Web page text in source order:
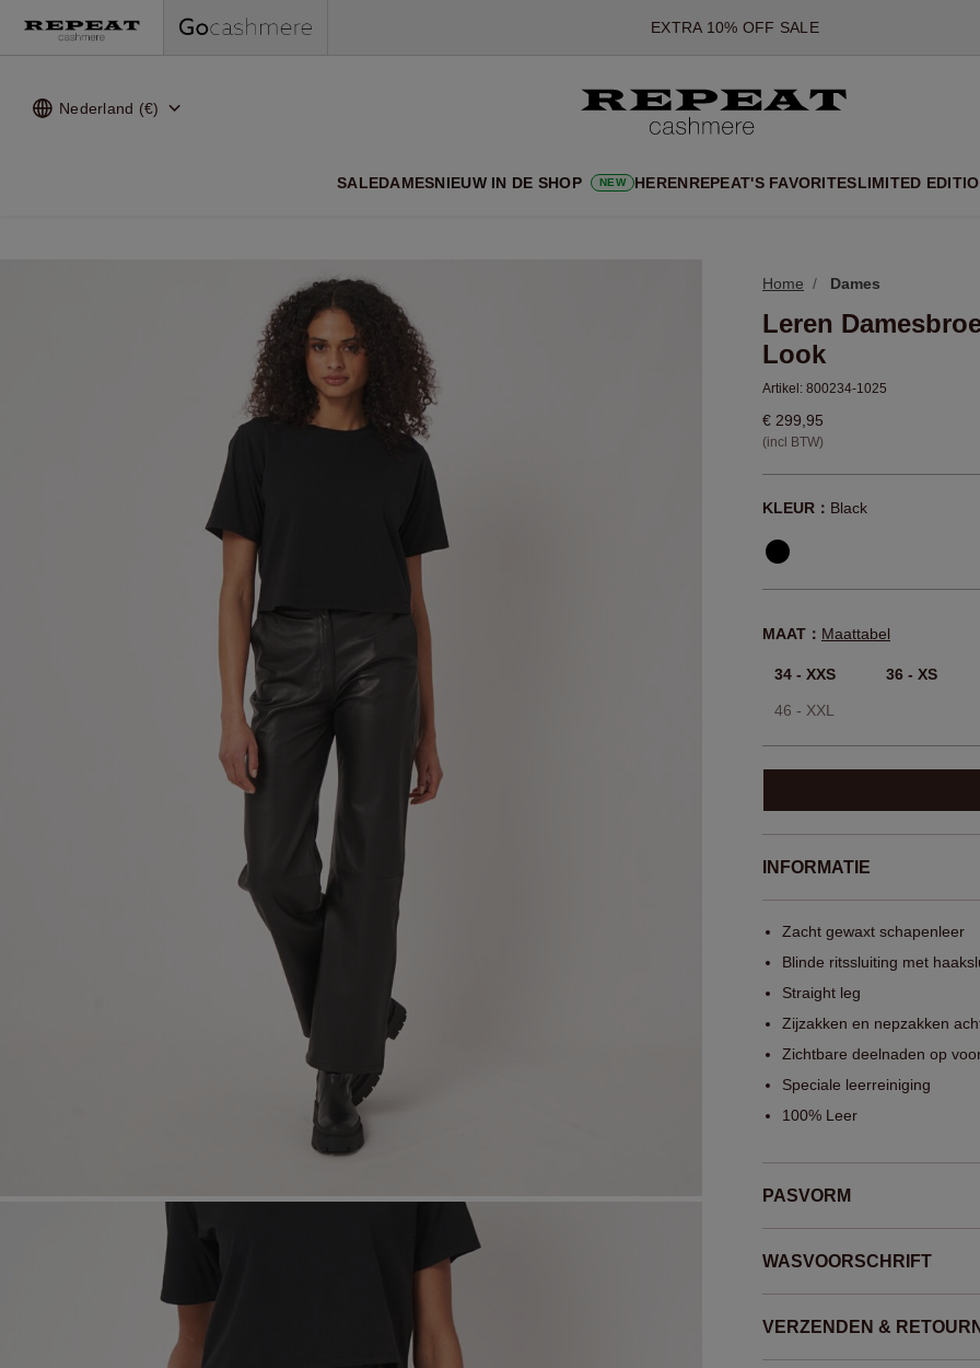
*AANBIEDING IS GELDIG T/M 12 AUGUSTUS 2026
*NIET GELDIG VOOR LIMITED EDITION
*UITZONDERINGEN KUNNEN VAN TOEPASSING ZIJN
NIEUWE CASHMERE COLLECTIE
EXTRA 10% OFF SALE
Nederland (€)
SALEDAMESNIEUW IN DE SHOP NEW HERENREPEAT'S FAVORITESLIMITED
Home Dames
Leren
Look
Artikel: 800234-1025
€ 299,95
(incl BTW)
KLEUR： Black
MAAT： Maattabel
34 - XXS 36 - XS
46 - XXL
INFORMATIE
Zacht gewaxt schapenleer
Blinde ritssluiting met
Straight leg
Zijzakken en nepzakken
Zichtbare deelnaden op
Speciale leerreiniging
100% Leer
PASVORM
WASVOORSCHRIFT
VERZENDEN &